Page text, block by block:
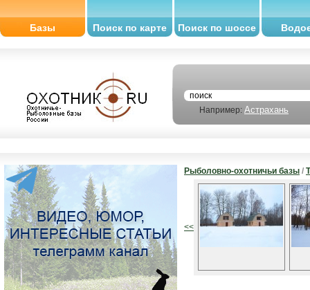
Базы Поиск по карте Поиск по шоссе
Например: Астрахань
Рыболовно-охотничьи базы /
<<